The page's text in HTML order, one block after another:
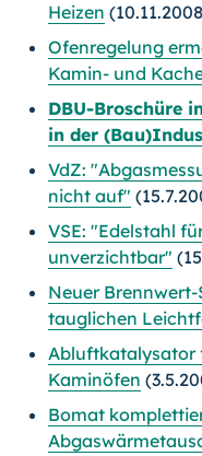
Heizen
Ofenregelung
Kamin- und
DBU-Broschüre
in der
VdZ:
nicht auf"
VSE: "Edelstahl
unverzichtbar"
Neuer
tauglichen
Abluftkatalysator
Kaminöfen
Bomat